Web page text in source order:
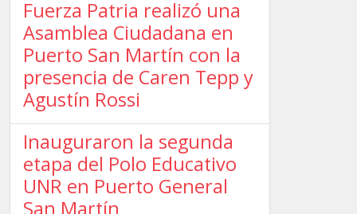
Fuerza Patria realizó una
Asamblea Ciudadana en
Puerto San Martín con la
presencia de Caren Tepp y
Agustín Rossi
Inauguraron la segunda
etapa del Polo Educativo
UNR en Puerto General
San Martín